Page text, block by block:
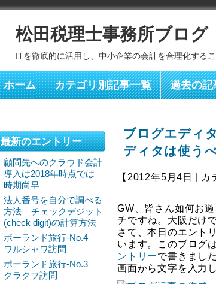
松田税理士事務所ブログ
ITを徹底的に活用し、中小企業の会計を合理化する
ホーム カテゴリ別記事一覧 過去の記
ブログエディ
ディタは使う
【2012年5月4日 | カ
GW、皆さん如何お
チですね。大阪だけ
さて、本日のエント
います。このブログ
ントリーで書きまし
画面から文字を入力
最新のエントリー
顧問先へのクラウド会計
導入は2018年時点では
時期尚早
法人番号を自分で調べる
方法 – チェックデジット
(check digit)の計算方法
ポーランド旅行-No.4
ワルシャワ訪問
ポーランド旅行-No.3
クラクフ訪問